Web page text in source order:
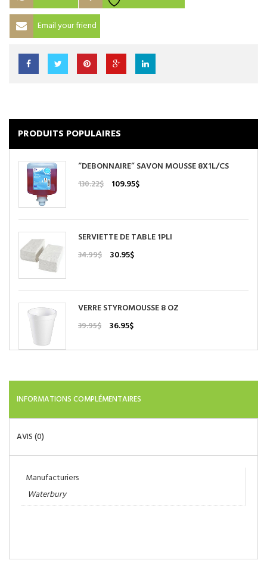
Email your friend
PRODUITS POPULAIRES
“DEBONNAIRE” SAVON MOUSSE 8X1L/CS
130.22$
Le
130.22$.
109.95$Le
109.95$.
SERVIETTE DE TABLE 1PLI
34.99$
Le
34.99$.
30.95$Le
30.95$.
VERRE STYROMOUSSE 8 OZ
39.95$
Le
initial
36.95$Le
actuel
INFORMATIONS COMPLÉMENTAIRES
AVIS (0)
Manufacturiers
Waterbury